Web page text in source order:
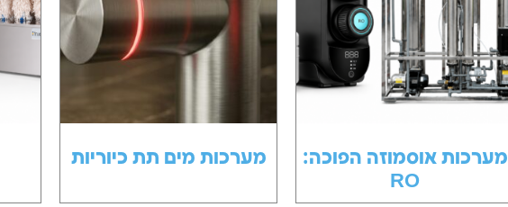
מערכות אוסמוזה הפוכה:
RO
מערכות מים תת כיוריות